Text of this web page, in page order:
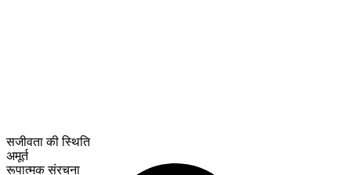
सजीवता की स्थिति
अमूर्त
रूपात्मक संरचना